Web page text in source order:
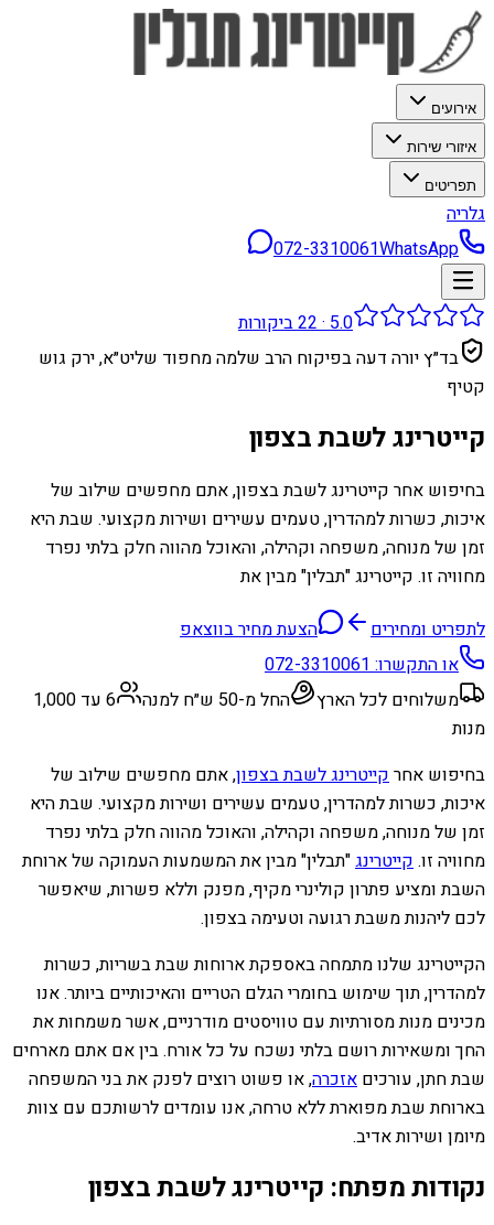
אירועים
איזורי שירות
תפריטים
גלריה
072-3310061WhatsApp
5.0
·
22ביקורות
בד״ץ יורה דעה בפיקוח הרב שלמה מחפוד שליט״א, ירק גוש
קטיף
קייטרינג לשבת בצפון
בחיפוש אחר קייטרינג לשבת בצפון, אתם מחפשים שילוב של
איכות, כשרות למהדרין, טעמים עשירים ושירות מקצועי. שבת היא
זמן של מנוחה, משפחה וקהילה, והאוכל מהווה חלק בלתי נפרד
מחוויה זו. קייטרינג "תבלין" מבין את
לתפריט ומחירים
הצעת מחיר בווצאפ
או התקשרו:072-3310061
משלוחים לכל הארץ
החל מ-50 ש״ח למנה
6 עד 1,000
מנות
בחיפוש אחרקייטרינג לשבת בצפון, אתם מחפשים שילוב של
איכות, כשרות למהדרין, טעמים עשירים ושירות מקצועי. שבת היא
זמן של מנוחה, משפחה וקהילה, והאוכל מהווה חלק בלתי נפרד
מחוויה זו.קייטרינג"תבלין" מבין את המשמעות העמוקה של ארוחת
השבת ומציע פתרון קולינרי מקיף, מפנק וללא פשרות, שיאפשר
לכם ליהנות משבת רגועה וטעימה בצפון.
הקייטרינג שלנו מתמחה באספקת ארוחות שבת בשריות, כשרות
למהדרין, תוך שימוש בחומרי הגלם הטריים והאיכותיים ביותר. אנו
מכינים מנות מסורתיות עם טוויסטים מודרניים, אשר משמחות את
החך ומשאירות רושם בלתי נשכח על כל אורח. בין אם אתם מארחים
שבת חתן, עורכים אזכרה, או פשוט רוצים לפנק את בני המשפחה
בארוחת שבת מפוארת ללא טרחה, אנו עומדים לרשותכם עם צוות
מיומן ושירות אדיב.
נקודות מפתח: קייטרינג לשבת בצפון